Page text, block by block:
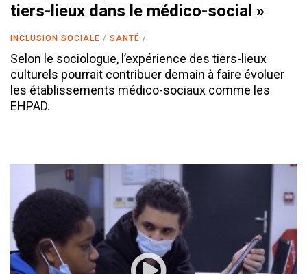
tiers-lieux dans le médico-social »
INCLUSION SOCIALE SANTÉ
Selon le sociologue, l’expérience des tiers-lieux
culturels pourrait contribuer demain à faire évoluer
les établissements médico-sociaux comme les
EHPAD.